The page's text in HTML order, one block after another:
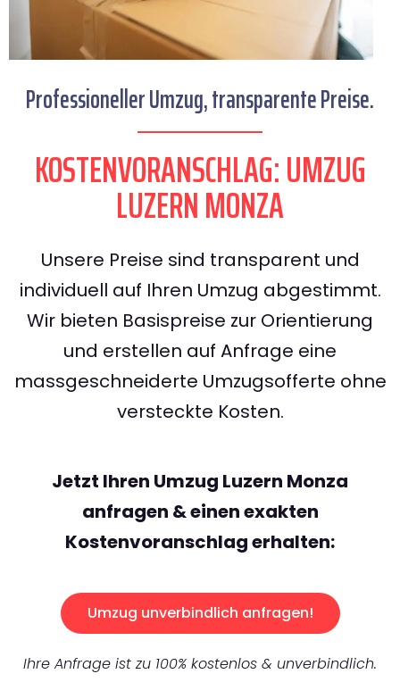
Professioneller Umzug, transparente Preise.
KOSTENVORANSCHLAG: UMZUG
LUZERN MONZA
Unsere Preise sind transparent und
individuell auf Ihren Umzug abgestimmt.
Wir bieten Basispreise zur Orientierung
und erstellen auf Anfrage eine
massgeschneiderte Umzugsofferte ohne
versteckte Kosten.
Jetzt Ihren Umzug Luzern Monza
anfragen & einen exakten
Kostenvoranschlag erhalten:
Umzug unverbindlich anfragen!
Ihre Anfrage ist zu 100% kostenlos & unverbindlich.